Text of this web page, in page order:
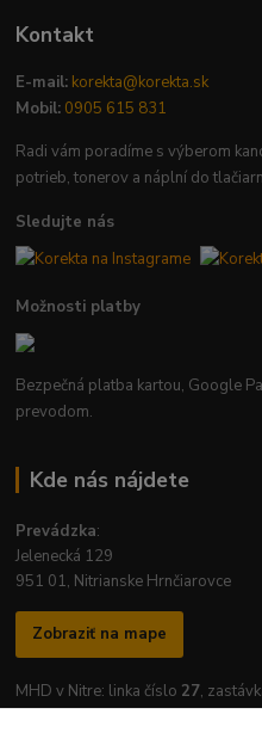
Kontakt
E-mail: korekta@korekta.sk
Mobil: 0905 615 831
Radi vám poradíme s výberom
potrieb, tonerov a náplní do
Sledujte nás
Možnosti platby
Bezpečná platba kartou, Google
prevodom.
Kde nás nájdete
Prevádzka:
Jelenecká 129
951 01, Nitrianske Hrnčiarovce
Zobraziť na mape
MHD v Nitre: linka číslo 27,